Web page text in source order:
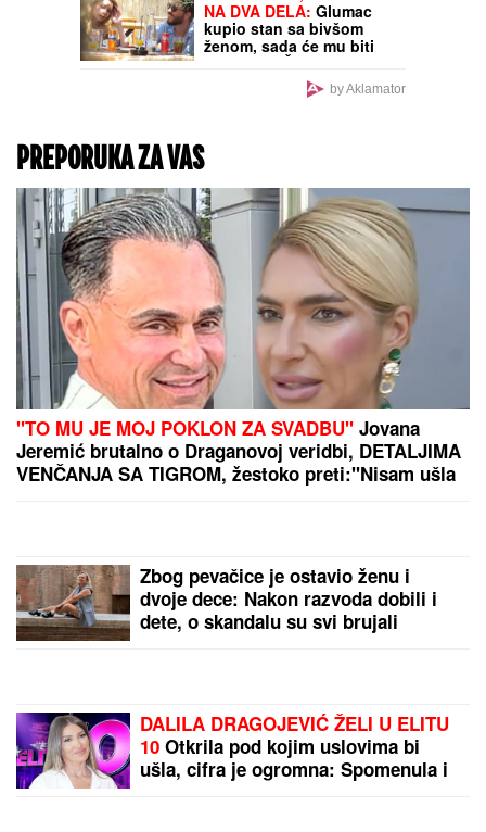
Detaljan cenovnik: Evo
koliko koštaju ležaljke u
Grčkoj ovog leta i gde se
dobiju uz piće, a gde su
papreno skupe
TEŠKO JE POVREĐENA!
JEDAN STAN, PODELJEN
NA DVA DELA:Glumac
kupio stan sa bivšom
ženom, sada će mu biti